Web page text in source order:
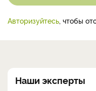
Авторизуйтесь , чтобы
Наши эксперты